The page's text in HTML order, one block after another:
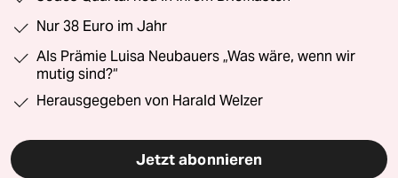
Nur 38 Euro im Jahr
Als Prämie Luisa Neubauers „Was wäre, wenn wir
mutig sind?“
Herausgegeben von Harald Welzer
Jetzt abonnieren